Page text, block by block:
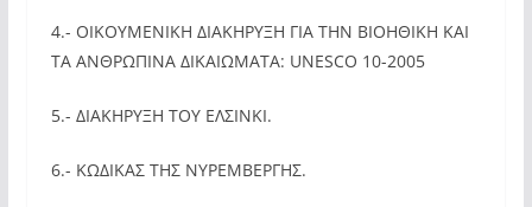
4.- ΟΙΚΟΥΜΕΝΙΚΗ ΔΙΑΚΗΡΥΞΗ ΓΙΑ ΤΗΝ ΒΙΟΗΘΙΚΗ ΚΑΙ
ΤΑ ΑΝΘΡΩΠΙΝΑ ΔΙΚΑΙΩΜΑΤΑ: UNESCO 10-2005
5.- ΔΙΑΚΗΡΥΞΗ ΤΟΥ ΕΛΣΙΝΚΙ.
6.- ΚΩΔΙΚΑΣ ΤΗΣ ΝΥΡΕΜΒΕΡΓΗΣ.